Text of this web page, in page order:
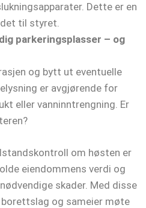
Dette er en
til styret.
parkeringsplasser – og
og bytt ut eventuelle
er avgjørende for
eller vanninntrengning. Er
om høsten er
eiendommens verdi og
skader. Med disse
og sameier møte